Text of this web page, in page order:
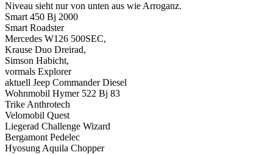
Niveau sieht nur von unten aus wie Arroganz.
Smart 450 Bj 2000
Smart Roadster
Mercedes W126 500SEC,
Krause Duo Dreirad,
Simson Habicht,
vormals Explorer
aktuell Jeep Commander Diesel
Wohnmobil Hymer 522 Bj 83
Trike Anthrotech
Velomobil Quest
Liegerad Challenge Wizard
Bergamont Pedelec
Hyosung Aquila Chopper